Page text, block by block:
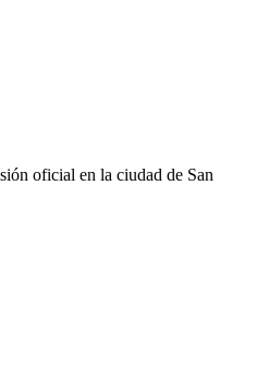
oficial en la ciudad de San